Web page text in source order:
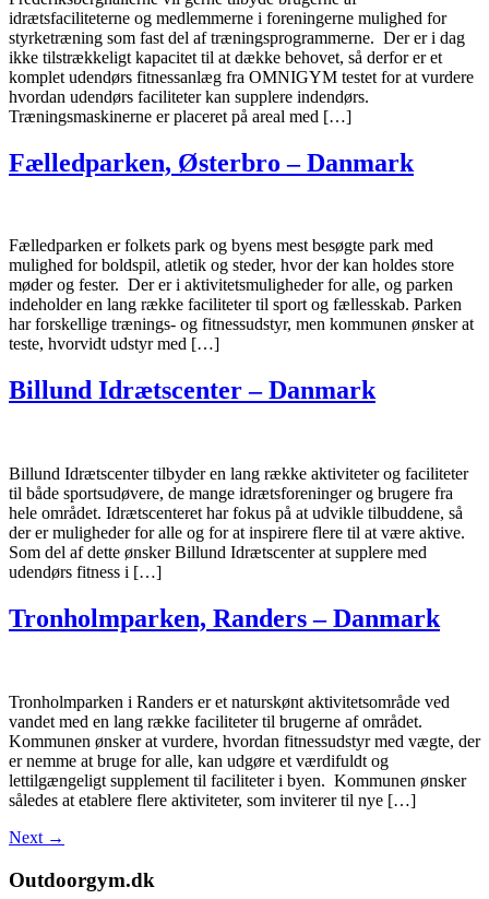
idrætsfaciliteterne og medlemmerne i foreningerne mulighed for
styrketræning som fast del af træningsprogrammerne. Der er i dag
ikke tilstrækkeligt kapacitet til at dække behovet, så derfor er et
komplet udendørs fitnessanlæg fra OMNIGYM testet for at vurdere
hvordan udendørs faciliteter kan supplere indendørs.
Træningsmaskinerne er placeret på areal med […]
Fælledparken, Østerbro – Danmark
Fælledparken er folkets park og byens mest besøgte park med
mulighed for boldspil, atletik og steder, hvor der kan holdes store
møder og fester. Der er i aktivitetsmuligheder for alle, og parken
indeholder en lang række faciliteter til sport og fællesskab. Parken
har forskellige trænings- og fitnessudstyr, men kommunen ønsker at
teste, hvorvidt udstyr med […]
Billund Idrætscenter – Danmark
Billund Idrætscenter tilbyder en lang række aktiviteter og faciliteter
til både sportsudøvere, de mange idrætsforeninger og brugere fra
hele området. Idrætscenteret har fokus på at udvikle tilbuddene, så
der er muligheder for alle og for at inspirere flere til at være aktive.
Som del af dette ønsker Billund Idrætscenter at supplere med
udendørs fitness i […]
Tronholmparken, Randers – Danmark
Tronholmparken i Randers er et naturskønt aktivitetsområde ved
vandet med en lang række faciliteter til brugerne af området.
Kommunen ønsker at vurdere, hvordan fitnessudstyr med vægte, der
er nemme at bruge for alle, kan udgøre et værdifuldt og
lettilgængeligt supplement til faciliteter i byen. Kommunen ønsker
således at etablere flere aktiviteter, som inviterer til nye […]
Next →
Outdoorgym.dk